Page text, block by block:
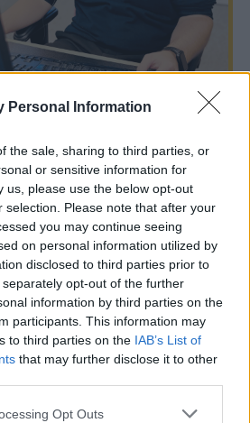
Personal Information
the sale, sharing to third parties, or
or sensitive information for
us, please use the below opt-out
selection. Please note that after your
you may continue seeing
on personal information utilized by
disclosed to third parties prior to
opt-out of the further
information by third parties on the
participants. This information may
to third parties on the IAB’s List of
that may further disclose it to other
Opt Outs
pecyn buddion
gynnwys:
i'r Cynllun Pensiwn
hael gyda'r opsiwn o